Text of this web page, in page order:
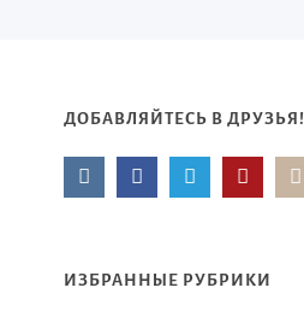
ДОБАВЛЯЙТЕСЬ В ДРУЗЬЯ!
ИЗБРАННЫЕ РУБРИКИ